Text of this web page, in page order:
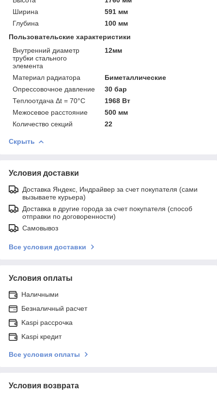
Ширина
591 мм
Глубина
100 мм
Пользовательские характеристики
Внутренний диаметр
трубки стального
элемента
12мм
Материал радиатора
Биметаллические
Опрессовочное давление
30 бар
Теплоотдача Δt = 70°C
1968 Вт
Межосевое расстояние
500 мм
Количество секций
22
Скрыть
Условия доставки
Доставка Яндекс, Индрайвер за счет покупателя (сами
вызываете курьера)
Доставка в другие города за счет покупателя (способ
отправки по договоренности)
Самовывоз
Все условия доставки
Условия оплаты
Наличными
Безналичный расчет
Kaspi рассрочка
Kaspi кредит
Все условия оплаты
Условия возврата